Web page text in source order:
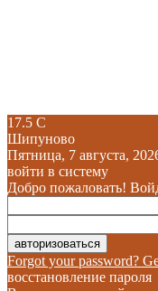
17.5 C
Шипуново
Пятница, 7 августа,
войти в систему
Добро пожаловать!
Forgot your password?
восстановление пароля